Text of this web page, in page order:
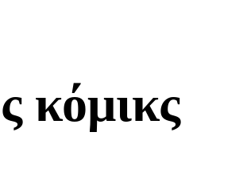
κόμικς